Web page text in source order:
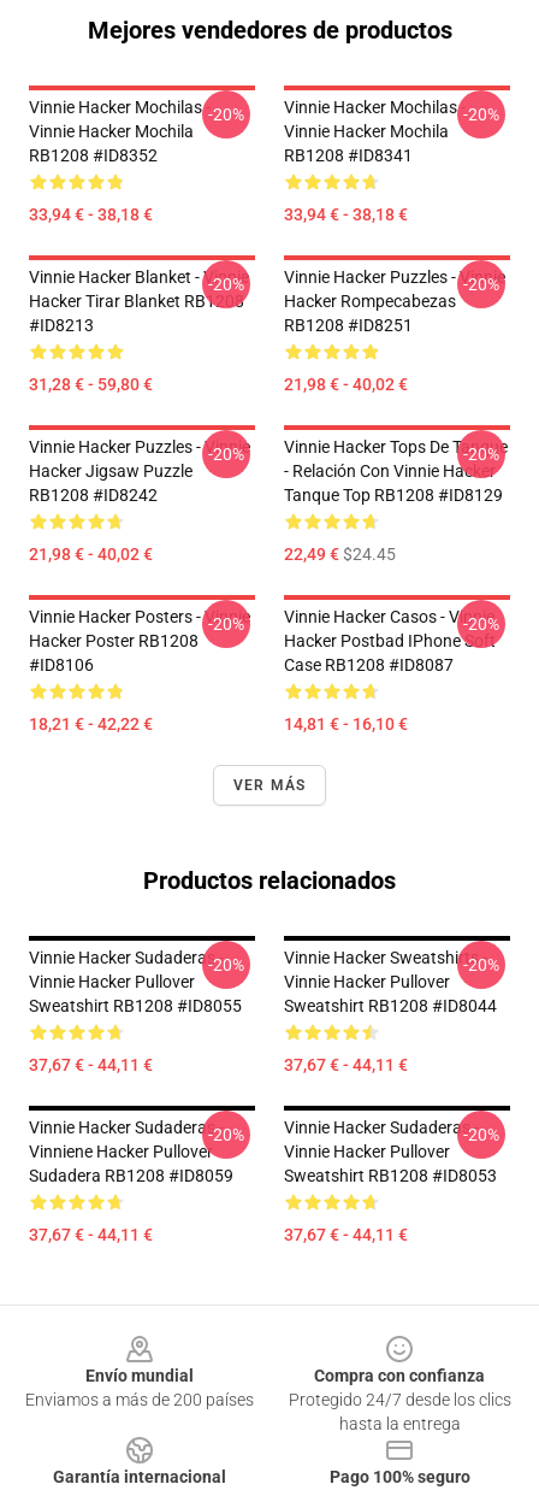
Mejores vendedores de productos
Vinnie Hacker Mochilas -
Vinnie Hacker Mochila
RB1208 #ID8352
33,94 € - 38,18 €
-20%
Vinnie Hacker Mochilas -
Vinnie Hacker Mochila
RB1208 #ID8341
33,94 € - 38,18 €
-20%
Vinnie Hacker Blanket - Vinnie
Hacker Tirar Blanket RB1208
#ID8213
31,28 € - 59,80 €
-20%
Vinnie Hacker Puzzles - Vinnie
Hacker Rompecabezas
RB1208 #ID8251
21,98 € - 40,02 €
-20%
Vinnie Hacker Puzzles - Vinnie
Hacker Jigsaw Puzzle
RB1208 #ID8242
21,98 € - 40,02 €
-20%
Vinnie Hacker Tops De Tanque
- Relación Con Vinnie Hacker
Tanque Top RB1208 #ID8129
22,49 €$24.45
-20%
Vinnie Hacker Posters - Vinnie
Hacker Poster RB1208
#ID8106
18,21 € - 42,22 €
-20%
Vinnie Hacker Casos - Vinnie
Hacker Postbad IPhone Soft
Case RB1208 #ID8087
14,81 € - 16,10 €
-20%
VER MÁS
Productos relacionados
Vinnie Hacker Sudaderas -
Vinnie Hacker Pullover
Sweatshirt RB1208 #ID8055
37,67 € - 44,11 €
-20%
Vinnie Hacker Sweatshirts -
Vinnie Hacker Pullover
Sweatshirt RB1208 #ID8044
37,67 € - 44,11 €
-20%
Vinnie Hacker Sudaderas -
Vinniene Hacker Pullover
Sudadera RB1208 #ID8059
37,67 € - 44,11 €
-20%
Vinnie Hacker Sudaderas -
Vinnie Hacker Pullover
Sweatshirt RB1208 #ID8053
37,67 € - 44,11 €
-20%
Envío mundial
Enviamos a más de 200 países
Compra con confianza
Protegido 24/7 desde los clics
hasta la entrega
Garantía internacional
Pago 100% seguro